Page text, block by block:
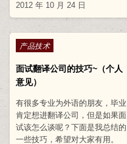
2012 年 10 月 24 日
Posted in
产品技术
面试翻译公司的技巧~（个人
意见）
有很多专业为外语的朋友，毕业
肯定想进翻译公司，但是如果面
试该怎么谈呢？下面是我总结的
一些技巧，希望对大家有用。